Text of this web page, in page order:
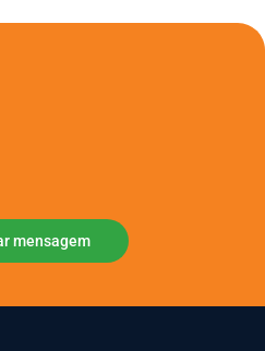
mensagem